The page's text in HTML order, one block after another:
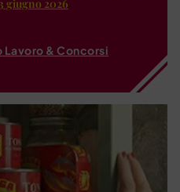
giugno 2026
& Concorsi